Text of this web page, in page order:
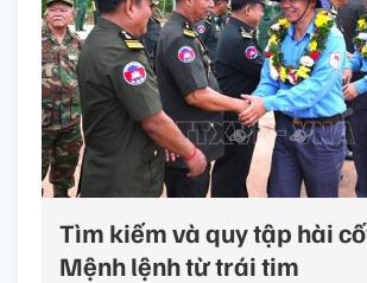
Tìm kiếm và quy tập hài
Mệnh lệnh từ trái tim